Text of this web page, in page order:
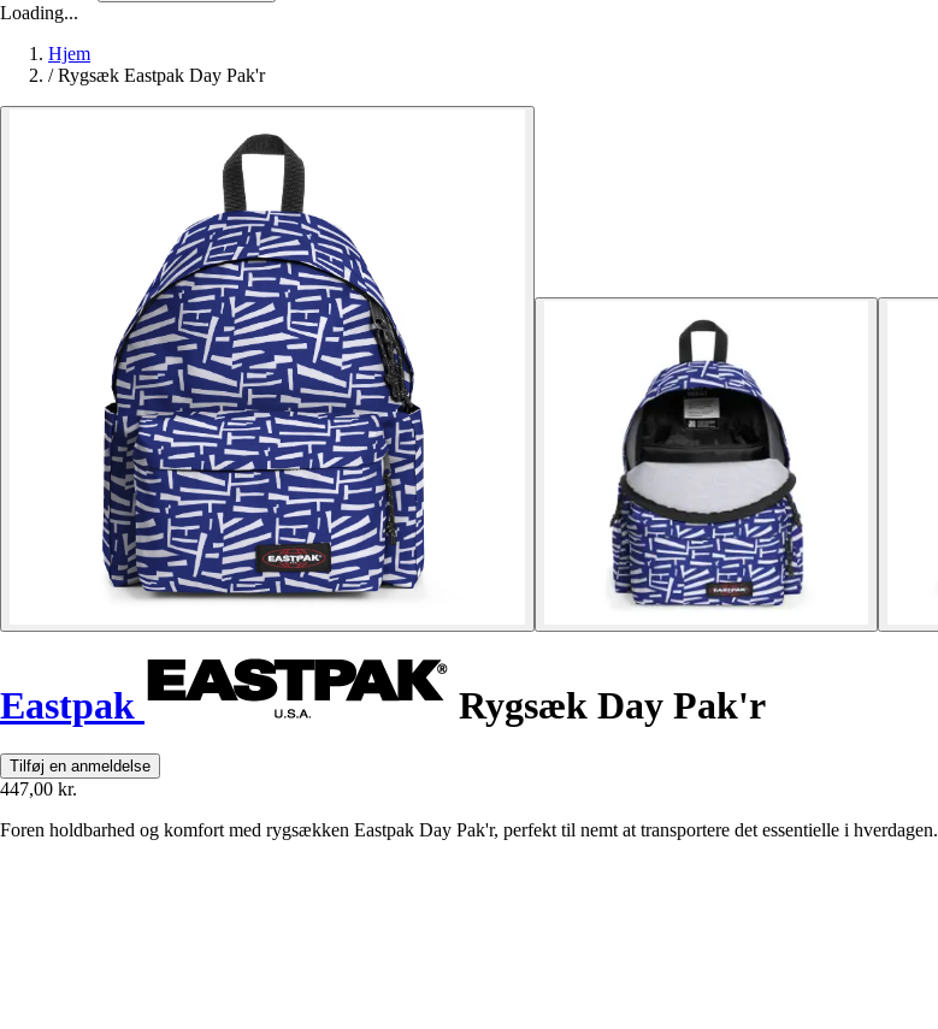
Loading...
Hjem
/ Rygsæk Eastpak Day Pak'r
Eastpak Rygsæk Day Pak'r
Tilføj en anmeldelse
447,00 kr.
Foren holdbarhed og komfort med rygsækken Eastpak Day Pak'r, perfekt til nemt at transportere det essentielle i hverdagen.